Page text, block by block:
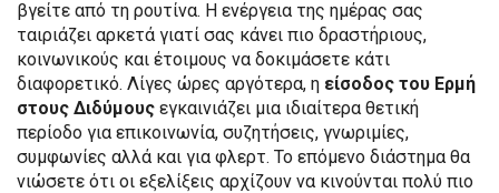
βγείτε από τη ρουτίνα. Η ενέργεια της ημέρας σας
ταιριάζει αρκετά γιατί σας κάνει πιο δραστήριους,
κοινωνικούς και έτοιμους να δοκιμάσετε κάτι
διαφορετικό. Λίγες ώρες αργότερα, η είσοδος του Ερμή
στους Διδύμους εγκαινιάζει μια ιδιαίτερα θετική
περίοδο για επικοινωνία, συζητήσεις, γνωριμίες,
συμφωνίες αλλά και για φλερτ. Το επόμενο διάστημα θα
νιώσετε ότι οι εξελίξεις αρχίζουν να κινούνται πολύ πιο